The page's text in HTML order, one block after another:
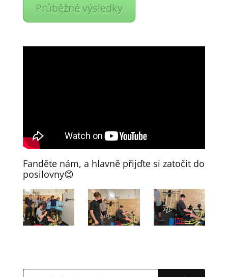
Průběžné výsledky
Fanděte nám, a hlavně přijďte si zatočit do
posilovny😊